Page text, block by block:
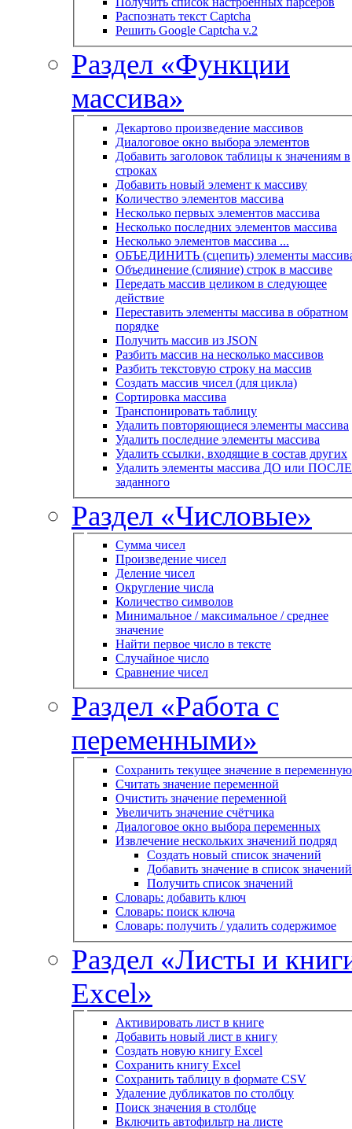
Распознать текст Captcha
Решить Google Captcha v.2
Раздел «Функции
массива»
Декартово произведение массивов
Диалоговое окно выбора элементов
Добавить заголовок таблицы к значениям в
строках
Добавить новый элемент к массиву
Количество элементов массива
Несколько первых элементов массива
Несколько последних элементов массива
Несколько элементов массива ...
ОБЪЕДИНИТЬ (сцепить) элементы
Объединение (слияние) строк в массиве
Передать массив целиком в следующее
действие
Переставить элементы массива в обратном
порядке
Получить массив из JSON
Разбить массив на несколько массивов
Разбить текстовую строку на массив
Создать массив чисел (для цикла)
Сортировка массива
Транспонировать таблицу
Удалить повторяющиеся элементы массива
Удалить последние элементы массива
Удалить ссылки, входящие в состав других
Удалить элементы массива ДО или ПОСЛЕ
заданного
Раздел «Числовые»
Сумма чисел
Произведение чисел
Деление чисел
Округление числа
Количество символов
Минимальное / максимальное / среднее
значение
Найти первое число в тексте
Случайное число
Сравнение чисел
Раздел «Работа с
переменными»
Сохранить текущее значение в переменную
Считать значение переменной
Очистить значение переменной
Увеличить значение счётчика
Диалоговое окно выбора переменных
Извлечение нескольких значений подряд
Создать новый список значений
Добавить значение в список значений
Получить список значений
Словарь: добавить ключ
Словарь: поиск ключа
Словарь: получить / удалить содержимое
Раздел «Листы и
Excel»
Активировать лист в книге
Добавить новый лист в книгу
Создать новую книгу Excel
Сохранить книгу Excel
Сохранить таблицу в формате CSV
Удаление дубликатов по столбцу
Поиск значения в столбце
Включить автофильтр на листе